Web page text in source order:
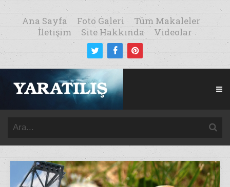
Ana Sayfa Foto Galeri
Tüm Makaleler
İletişim
Site Hakkında Videolar